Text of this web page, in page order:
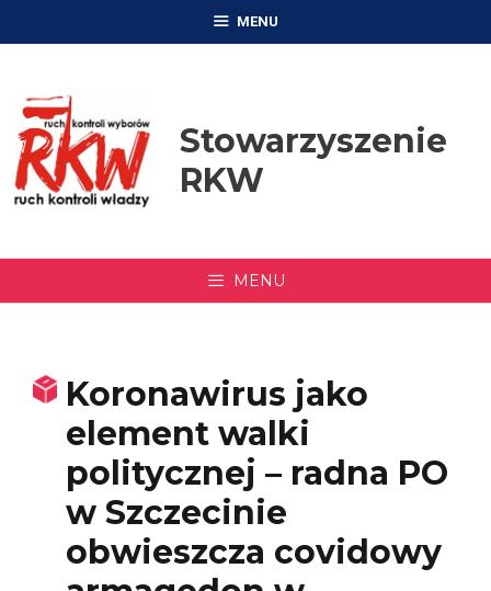
MENU
Stowarzyszenie
RKW
MENU
Koronawirus jako
element walki
politycznej – radna PO
w Szczecinie
obwieszcza covidowy